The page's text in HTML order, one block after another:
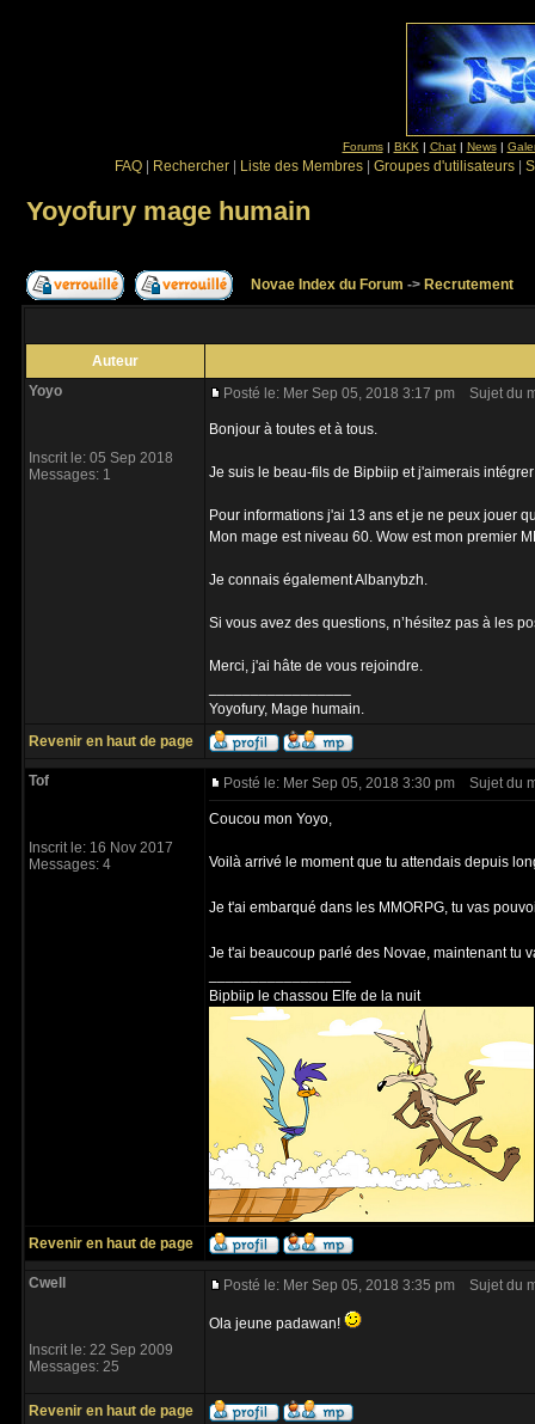
Forums| BKK | Chat| News|
FAQ Rechercher Liste des Membres Groupes d'utilisateurs
Yoyofury mage humain
Novae Index du Forum -> Recrutement
Auteur
Yoyo
Inscrit le: 05 Sep 2018
Messages: 1
Posté le: Mer Sep 05, 2018 3:17 pm Sujet du
Bonjour à toutes et à tous.
Je suis le beau-fils de Bipbiip et j'aimerais
Pour informations j'ai 13 ans et je ne peux jouer
Mon mage est niveau 60. Wow est mon premier
Je connais également Albanybzh.
Si vous avez des questions, n’hésitez pas à les
Merci, j'ai hâte de vous rejoindre.
Yoyofury, Mage humain.
Revenir en haut de page
Tof
Inscrit le: 16 Nov 2017
Messages: 4
Posté le: Mer Sep 05, 2018 3:30 pm Sujet du
Coucou mon Yoyo,
Voilà arrivé le moment que tu attendais depuis
Je t'ai embarqué dans les MMORPG, tu vas
Je t'ai beaucoup parlé des Novae, maintenant tu
Bipbiip le chassou Elfe de la nuit
Revenir en haut de page
Cwell
Inscrit le: 22 Sep 2009
Messages: 25
Posté le: Mer Sep 05, 2018 3:35 pm Sujet du
Ola jeune padawan!
Revenir en haut de page